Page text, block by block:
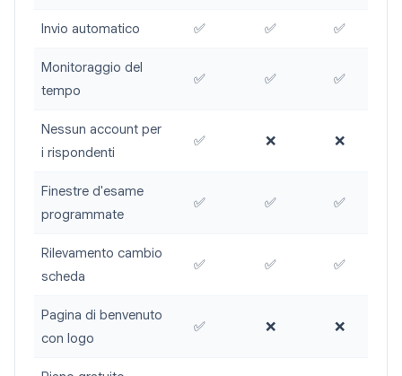
Invio automatico ✅ ✅ ✅
Monitoraggio del
tempo
✅ ✅ ✅
Nessun account per
i rispondenti
✅ ❌ ❌
Finestre d'esame
programmate
✅ ✅ ✅
Rilevamento cambio
scheda
✅ ✅ ✅
Pagina di benvenuto
con logo
✅ ❌ ❌